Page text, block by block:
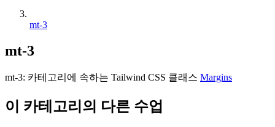
mt-3
mt-3
mt-3: 카테고리에 속하는 Tailwind CSS 클래스 Margins
이 카테고리의 다른 수업